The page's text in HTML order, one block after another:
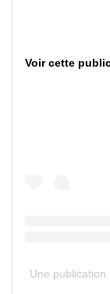
Voir cette
Une